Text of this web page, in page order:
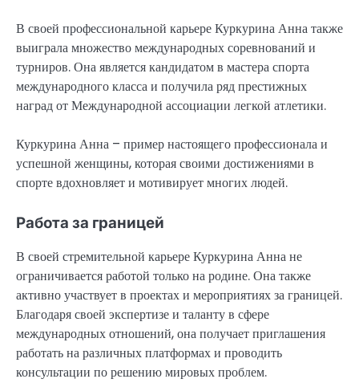
В своей профессиональной карьере Куркурина Анна также
выиграла множество международных соревнований и
турниров. Она является кандидатом в мастера спорта
международного класса и получила ряд престижных
наград от Международной ассоциации легкой атлетики.
Куркурина Анна – пример настоящего профессионала и
успешной женщины, которая своими достижениями в
спорте вдохновляет и мотивирует многих людей.
Работа за границей
В своей стремительной карьере Куркурина Анна не
ограничивается работой только на родине. Она также
активно участвует в проектах и мероприятиях за границей.
Благодаря своей экспертизе и таланту в сфере
международных отношений, она получает приглашения
работать на различных платформах и проводить
консультации по решению мировых проблем.